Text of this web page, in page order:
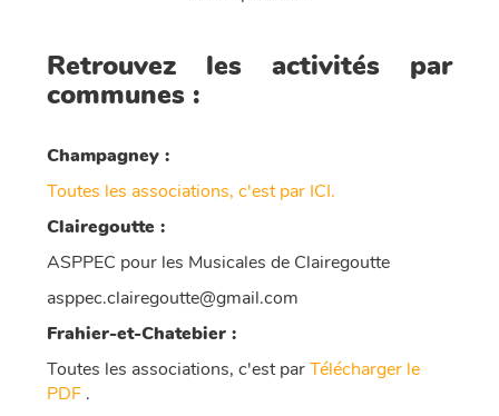
Retrouvez les activités par
communes :
Champagney :
Toutes les associations, c'est par ICI.
Clairegoutte :
ASPPEC pour les Musicales de Clairegoutte
asppec.clairegoutte@gmail.com
Frahier-et-Chatebier :
Toutes les associations, c'est par Télécharger le
PDF .